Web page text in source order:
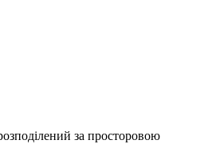
за просторовою